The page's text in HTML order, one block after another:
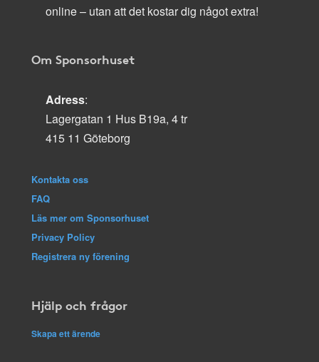
online – utan att det kostar dig något extra!
Om Sponsorhuset
Adress:
Lagergatan 1 Hus B19a, 4 tr
415 11 Göteborg
Kontakta oss
FAQ
Läs mer om Sponsorhuset
Privacy Policy
Registrera ny förening
Hjälp och frågor
Skapa ett ärende